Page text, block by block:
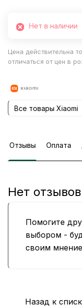
Нет в наличии
Цена действительна
отличаться от цен в
Все товары Xiaomi
Отзывы Оплата
Помогите
выбором -
своим
Нет отзывов
Назад к